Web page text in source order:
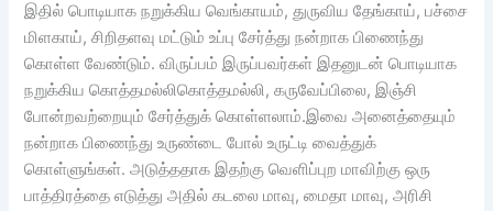
இதில் பொடியாக நறுக்கிய வெங்காயம், துருவிய தேங்காய், பச்சை
மிளகாய், சிறிதளவு மட்டும் உப்பு சேர்த்து நன்றாக பிணைந்து
கொள்ள வேண்டும். விருப்பம் இருப்பவர்கள் இதனுடன் பொடியாக
நறுக்கிய கொத்தமல்லிகொத்தமல்லி, கருவேப்பிலை, இஞ்சி
போன்றவற்றையும் சேர்த்துக் கொள்ளலாம்.இவை அனைத்தையும்
நன்றாக பிணைந்து உருண்டை போல் உருட்டி வைத்துக்
கொள்ளுங்கள். அடுத்ததாக இதற்கு வெளிப்புற மாவிற்கு ஒரு
பாத்திரத்தை எடுத்து அதில் கடலை மாவு, மைதா மாவு, அரிசி